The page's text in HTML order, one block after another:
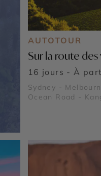
AUTOTOUR
Sur la route des
16 jours - À
Sydney -
Ocean Road -